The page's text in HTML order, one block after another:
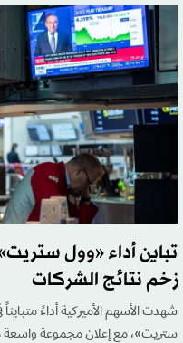
تباين أداء «وول
زخم نتائج الشركات
شهدت الأسهم الأميركية أداءً
ستريت»، مع إعلان مجموعة واسعة